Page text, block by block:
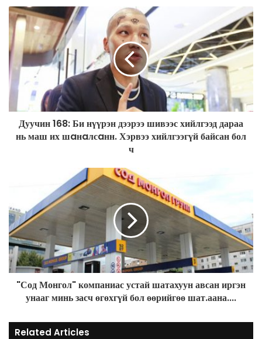
o
u
r
m
a
i
d
r
Дуучин 168: Би нүүрэн дээрээ шивээс хийлгээд дараа
нь маш их шaнaлсaнн. Хэрвээ хийлгээгүй байсан бол
ч
"Сод Монгол" компаниас устай шатахуун авсан иргэн
унааг минь засч өгөхгүй бол өөрийгөө шат.аана....
Related Articles